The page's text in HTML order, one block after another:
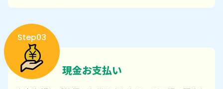
Step03
現金お支払い